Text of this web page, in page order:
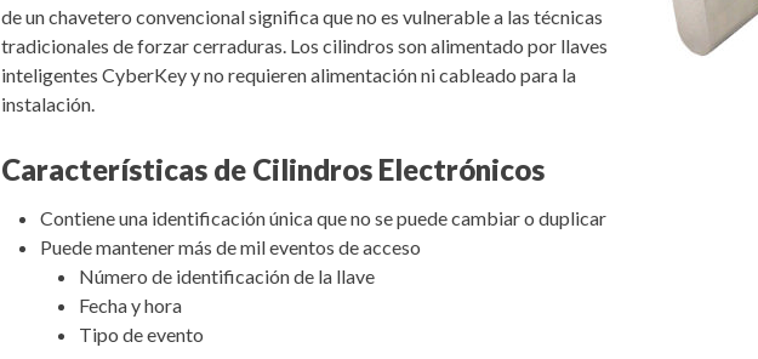
de un chavetero convencional significa que no es vulnerable a las técnicas
tradicionales de forzar cerraduras. Los cilindros son alimentado por llaves
inteligentes CyberKey y no requieren alimentación ni cableado para la
instalación.
Características de Cilindros Electrónicos
Contiene una identificación única que no se puede cambiar o duplicar
Puede mantener más de mil eventos de acceso
Número de identificación de la llave
Fecha y hora
Tipo de evento